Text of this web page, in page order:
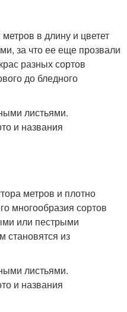
в длину и цветет
за что ее еще прозвали
разных сортов
до бледного
метров и плотно
многообразия сортов
или пестрыми
становятся из